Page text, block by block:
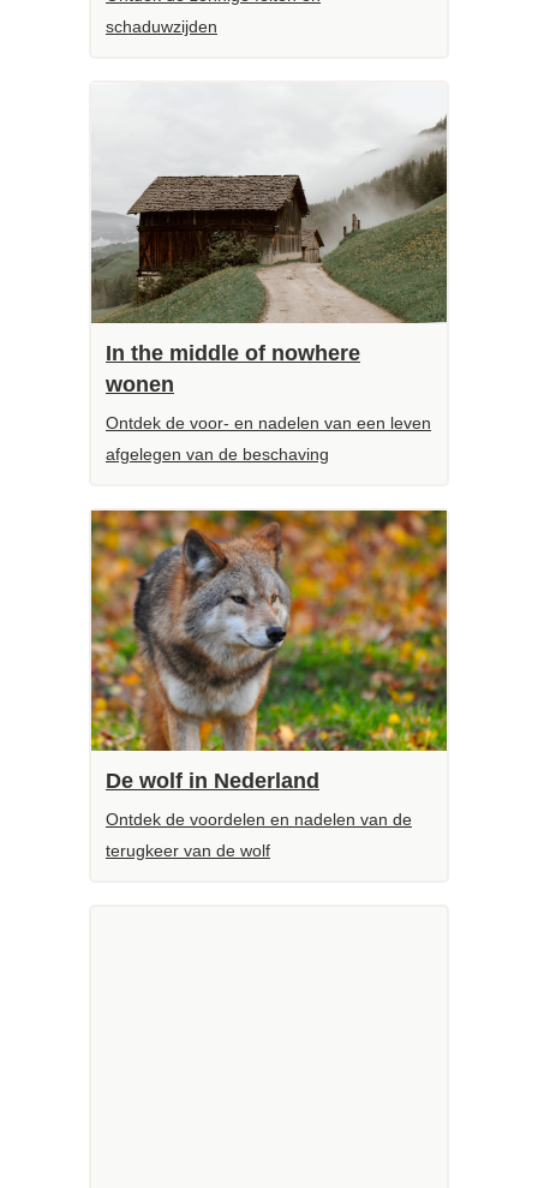
schaduwzijden
In the middle of nowhere
wonen
Ontdek de voor- en nadelen van een leven
afgelegen van de beschaving
De wolf in Nederland
Ontdek de voordelen en nadelen van de
terugkeer van de wolf